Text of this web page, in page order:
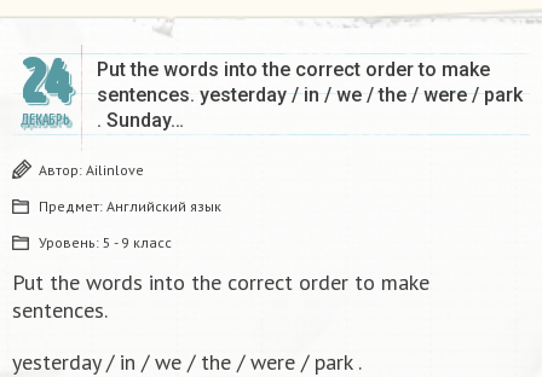
24
ДЕКАБРЬ
Put the words into the correct order to make
sentences. yesterday / in / we / the / were / park
. Sunday…
Автор: Ailinlove
Предмет: Английский язык
Уровень: 5 - 9 класс
Put the words into the correct order to make
sentences.
yesterday / in / we / the / were / park .